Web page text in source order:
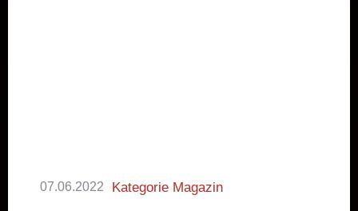
07.06.2022 Kategorie Magazin